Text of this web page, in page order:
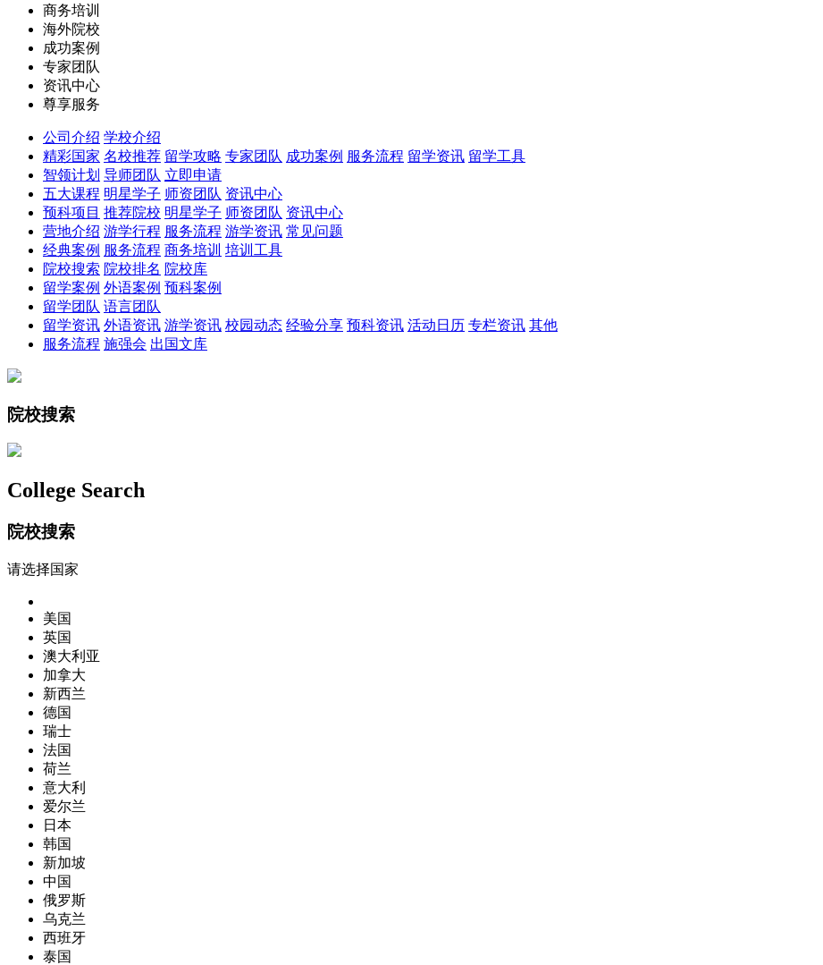
商务培训
海外院校
成功案例
专家团队
资讯中心
尊享服务
公司介绍 学校介绍
精彩国家 名校推荐 留学攻略 专家团队 成功案例 服务流程 留学资讯 留学工具
智领计划 导师团队 立即申请
五大课程 明星学子 师资团队 资讯中心
预科项目 推荐院校 明星学子 师资团队 资讯中心
营地介绍 游学行程 服务流程 游学资讯 常见问题
经典案例 服务流程 商务培训 培训工具
院校搜索 院校排名 院校库
留学案例 外语案例 预科案例
留学团队 语言团队
留学资讯 外语资讯 游学资讯 校园动态 经验分享 预科资讯 活动日历 专栏资讯 其他
服务流程 施强会 出国文库
院校搜索
College Search
院校搜索
请选择国家
美国
英国
澳大利亚
加拿大
新西兰
德国
瑞士
法国
荷兰
意大利
爱尔兰
日本
韩国
新加坡
中国
俄罗斯
乌克兰
西班牙
泰国